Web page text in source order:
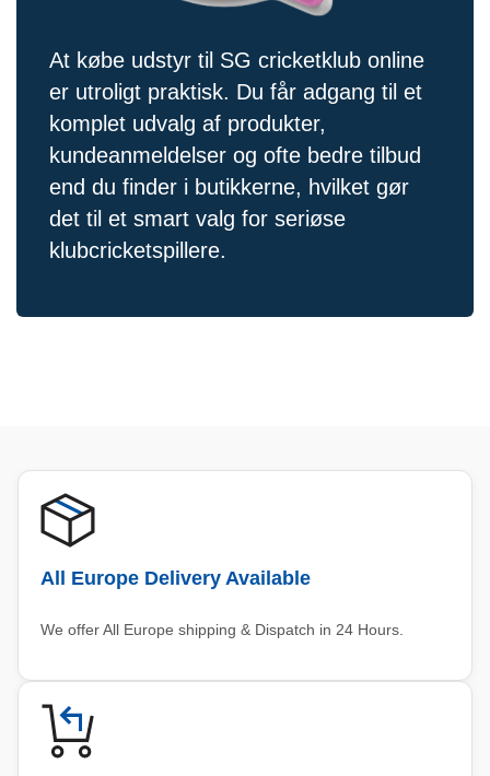
At købe udstyr til SG cricketklub online
er utroligt praktisk. Du får adgang til et
komplet udvalg af produkter,
kundeanmeldelser og ofte bedre tilbud
end du finder i butikkerne, hvilket gør
det til et smart valg for seriøse
klubcricketspillere.
All Europe Delivery Available
We offer All Europe shipping & Dispatch in 24 Hours.